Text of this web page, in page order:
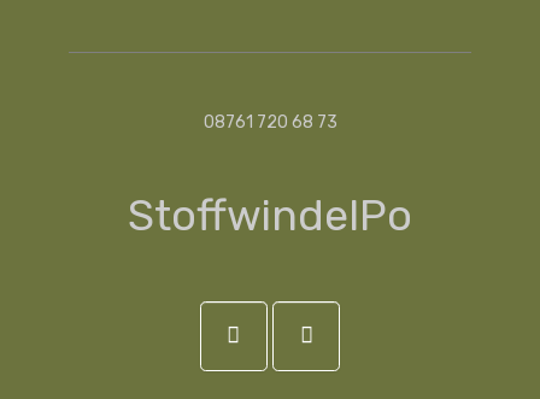
08761 720 68 73
StoffwindelPo